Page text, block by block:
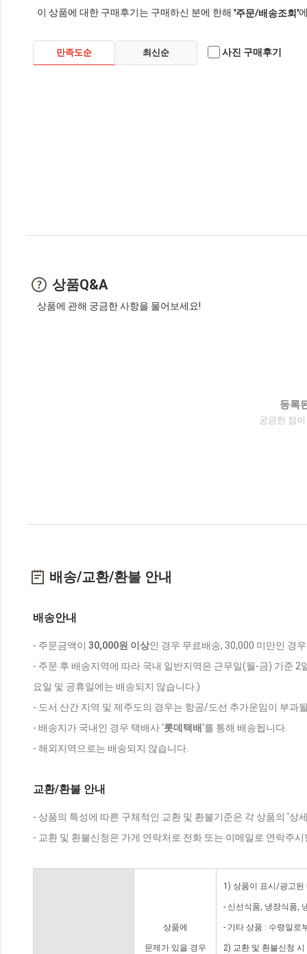
이 상품에 대한 구매후기는 구매하신 분에 한해 '주문/배송조회'
만족도순 최신순 사진 구매후기
상품Q&A
상품에 관해 궁금한 사항을 물어보세요!
등록
궁금한 점
배송/교환/환불 안내
배송안내
- 주문금액이 30,000원 이상인 경우 무료배송, 30,000 미만인 경
- 주문 후 배송지역에 따라 국내 일반지역은 근무일(월-금) 기준
요일 및 공휴일에는 배송되지 않습니다.)
- 도서 산간 지역 및 제주도의 경우는 항공/도선 추가운임이 부과
- 배송지가 국내인 경우 택배사 '롯데택배'를 통해 배송됩니다.
- 해외지역으로는 배송되지 않습니다.
교환/환불 안내
- 상품의 특성에 따른 구체적인 교환 및 환불기준은 각 상품의 '상
- 교환 및 환불신청은 가게 연락처로 전화 또는 이메일로 연락주
상품에
문제가 있을 경우
1) 상품이 표시/광고된
- 신선식품, 냉장식품,
- 기타 상품 : 수령일로
2) 교환 및 환불신청